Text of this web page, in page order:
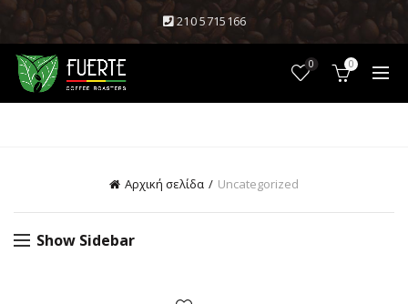
210 5715166
0 0
Αρχική σελίδα Uncategorized
Show Sidebar